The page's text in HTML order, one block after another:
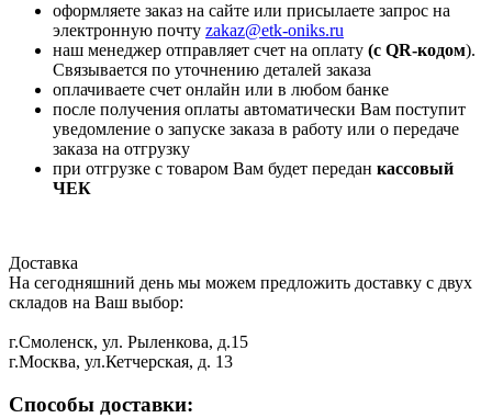
оформляете заказ на сайте или присылаете запрос на
электронную почту zakaz@etk-oniks.ru
наш менеджер отправляет счет на оплату (с QR-кодом).
Связывается по уточнению деталей заказа
оплачиваете счет онлайн или в любом банке
после получения оплаты автоматически Вам поступит
уведомление о запуске заказа в работу или о передаче
заказа на отгрузку
при отгрузке с товаром Вам будет передан кассовый
ЧЕК
Доставка
На сегодняшний день мы можем предложить доставку с двух
складов на Ваш выбор:
г.Смоленск, ул. Рыленкова, д.15
г.Москва, ул.Кетчерская, д. 13
Способы доставки: